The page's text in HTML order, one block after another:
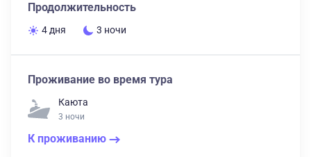
Продолжительность
4 дня 3 ночи
Проживание во время тура
Каюта
3 ночи
К проживанию